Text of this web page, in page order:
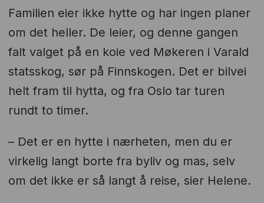
Familien eier ikke hytte og har ingen planer
om det heller. De leier, og denne gangen
falt valget på en koie ved Møkeren i Varald
statsskog, sør på Finnskogen. Det er bilvei
helt fram til hytta, og fra Oslo tar turen
rundt to timer.
– Det er en hytte i nærheten, men du er
virkelig langt borte fra byliv og mas, selv
om det ikke er så langt å reise, sier Helene.